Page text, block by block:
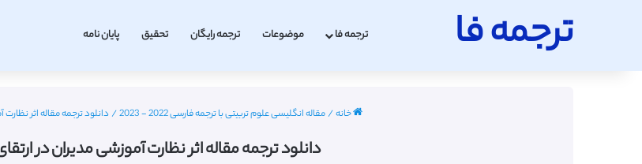
ترجمه فا ترجمه فا موضوعات ترجمه رایگان تحقیق پایان نامه
خانه/مقاله انگلیسی علوم تربیتی با ترجمه فارسی 2022 - 2023 / دانلود ترجمه مقاله اثر
دانلود ترجمه مقاله اثر نظارت آموزشی مدیران در